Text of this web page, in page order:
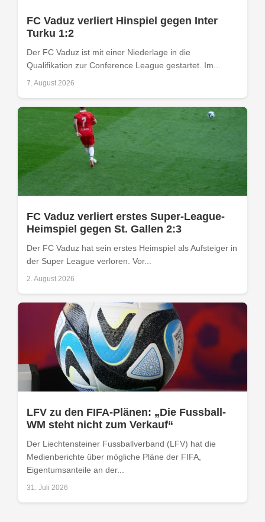
FC Vaduz verliert Hinspiel gegen Inter
Turku 1:2
Der FC Vaduz ist mit einer Niederlage in die
Qualifikation zur Conference League gestartet. Im...
7. August 2026
FC Vaduz verliert erstes Super-League-
Heimspiel gegen St. Gallen 2:3
Der FC Vaduz hat sein erstes Heimspiel als Aufsteiger in
der Super League verloren. Vor...
2. August 2026
LFV zu den FIFA-Plänen: „Die Fussball-
WM steht nicht zum Verkauf“
Der Liechtensteiner Fussballverband (LFV) hat die
Medienberichte über mögliche Pläne der FIFA,
Eigentumsanteile an der...
31. Juli 2026